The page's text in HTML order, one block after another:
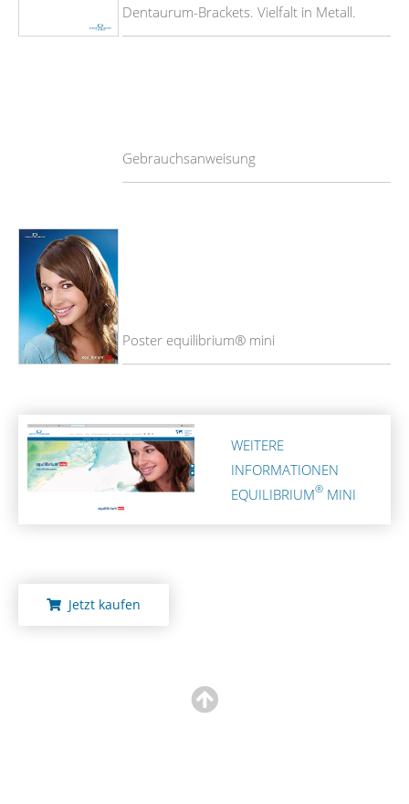
Dentaurum-Brackets. Vielfalt in Metall.
Gebrauchsanweisung
Poster equilibrium® mini
WEITERE
INFORMATIONEN
EQUILIBRIUM®MINI
Jetzt kaufen